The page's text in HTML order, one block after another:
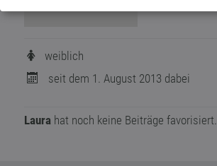
weiblich
seit dem 1. August 2013 dabei
Laurahat noch keine Beiträge favorisiert.